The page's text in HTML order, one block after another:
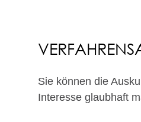
Sie können die
Interesse glaubhaft